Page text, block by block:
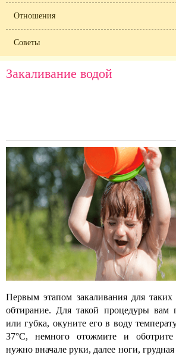
Отношения
Советы
Закаливание водой
Первым этапом закаливания для таких
обтирание. Для такой процедуры вам
или губка, окуните его в воду
37°С, немного отожмите и оботрите
нужно вначале руки, далее ноги,